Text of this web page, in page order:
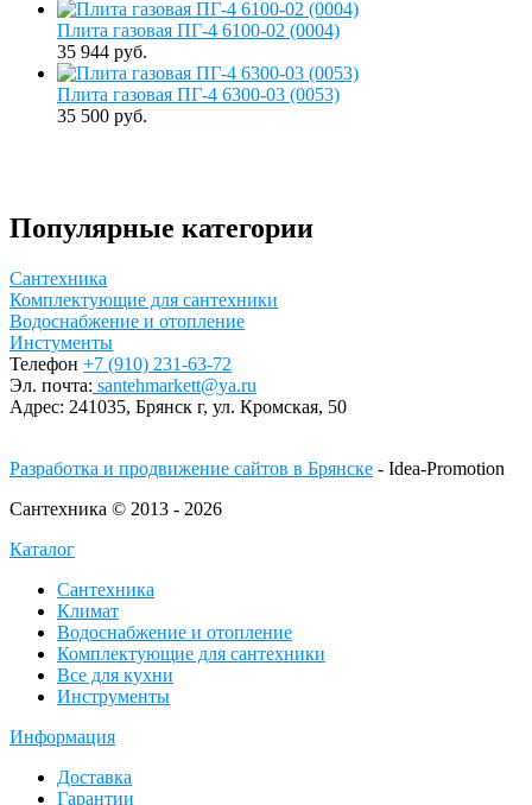
Плита газовая ПГ-4 6100-02 (0004)
35 944 руб.
Плита газовая ПГ-4 6300-03 (0053)
35 500 руб.
Популярные категории
Сантехника
Комплектующие для сантехники
Водоснабжение и отопление
Инстументы
Телефон +7 (910) 231-63-72
Эл. почта: santehmarkett@ya.ru
Адрес: 241035, Брянск г, ул. Кромская, 50
Разработка и продвижение сайтов в Брянске - Idea-Promotion
Сантехника © 2013 - 2026
Каталог
Сантехника
Климат
Водоснабжение и отопление
Комплектующие для сантехники
Все для кухни
Инструменты
Информация
Доставка
Гарантии